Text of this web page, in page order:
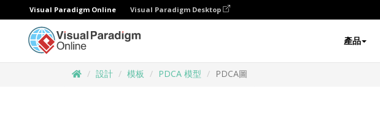
Visual Paradigm Online Visual Paradigm Desktop
產品
設計 模板 PDCA 模型 PDCA圖